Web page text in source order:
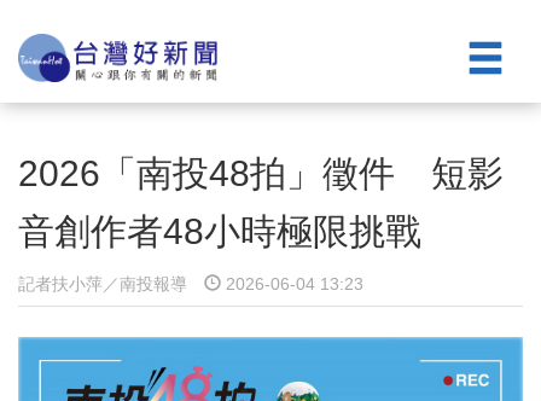
2026「南投48拍」徵件 短影
音創作者48小時極限挑戰
記者扶小萍／南投報導 2026-06-04 13:23